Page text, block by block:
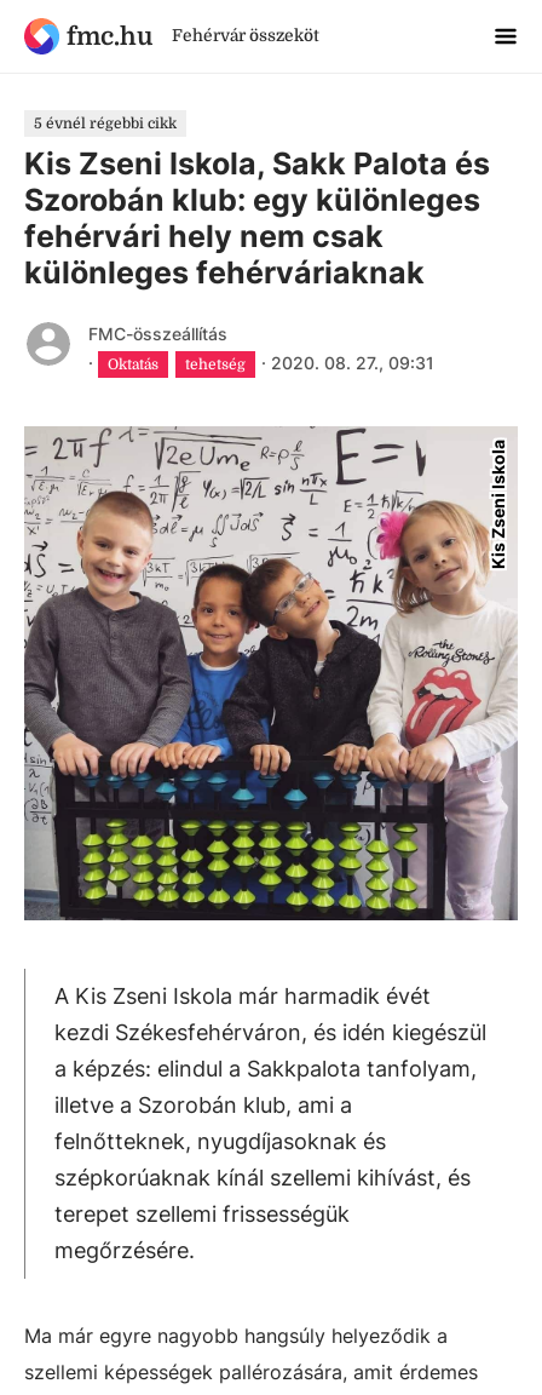
fmc.hu Fehérvár összeköt
5 évnél régebbi cikk
Kis Zseni Iskola, Sakk Palota és
Szorobán klub: egy különleges
fehérvári hely nem csak
különleges fehérváriaknak
FMC-összeállítás
·
Oktatás tehetség · 2020. 08. 27., 09:31
Kis Zseni Iskola
A Kis Zseni Iskola már harmadik évét
kezdi Székesfehérváron, és idén kiegészül
a képzés: elindul a Sakkpalota tanfolyam,
illetve a Szorobán klub, ami a
felnőtteknek, nyugdíjasoknak és
szépkorúaknak kínál szellemi kihívást, és
terepet szellemi frissességük
megőrzésére.
Ma már egyre nagyobb hangsúly helyeződik a
szellemi képességek pallérozására, amit érdemes